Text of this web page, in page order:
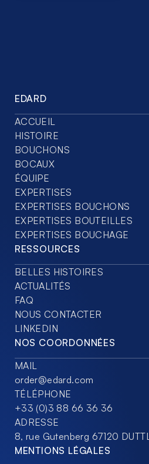
EDARD
ACCUEIL
HISTOIRE
BOUCHONS
BOCAUX
ÉQUIPE
EXPERTISES
EXPERTISES BOUCHONS
EXPERTISES BOUTEILLES
EXPERTISES BOUCHAGE
RESSOURCES
BELLES HISTOIRES
ACTUALITÉS
FAQ
NOUS CONTACTER
LINKEDIN
NOS COORDONNÉES
MAIL
order@edard.com
TÉLÉPHONE
+33 (0)3 88 66 36 36
ADRESSE
8, rue Gutenberg 67120
MENTIONS LÉGALES